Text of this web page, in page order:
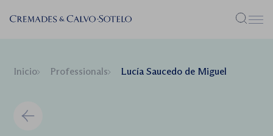
Menú
Inicio Professionals Lucía Saucedo de Miguel